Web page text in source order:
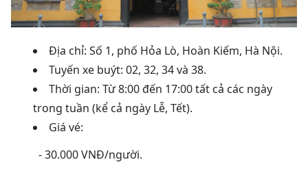
Địa chỉ: Số 1, phố Hỏa Lò, Hoàn Kiếm, Hà Nội.
Tuyến xe buýt: 02, 32, 34 và 38.
Thời gian: Từ 8:00 đến 17:00 tất cả các ngày
trong tuần (kể cả ngày Lễ, Tết).
Giá vé:
- 30.000 VNĐ/người.